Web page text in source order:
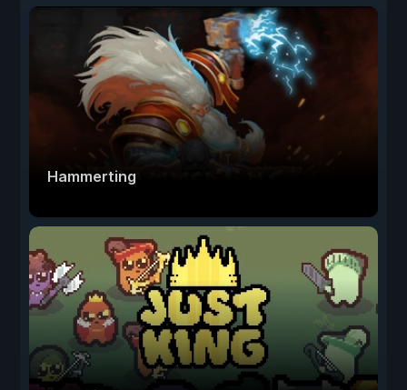
Hammerting